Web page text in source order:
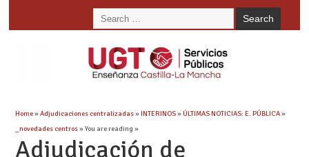
Home»Adjudicaciones centralizadas»INTERINOS»ÚLTIMAS NOTICIAS: E. PÚBLICA»
_novedades centros» You are reading »
Adjudicación de